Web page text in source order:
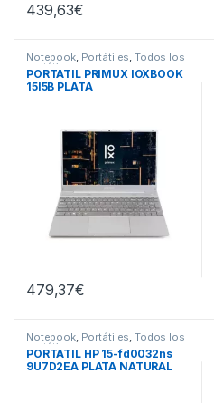
439,63€
Notebook, Portátiles, Todos los
portátiles
PORTATIL PRIMUX IOXBOOK
15I5B PLATA
479,37€
Notebook, Portátiles, Todos los
portátiles
PORTATIL HP 15-fd0032ns
9U7D2EA PLATA NATURAL